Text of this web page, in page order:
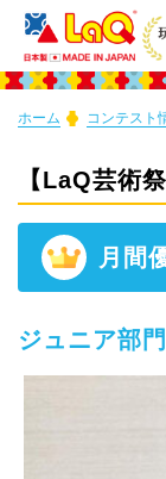
ホーム コンテスト
【LaQ芸術
月間
ジュニア部門